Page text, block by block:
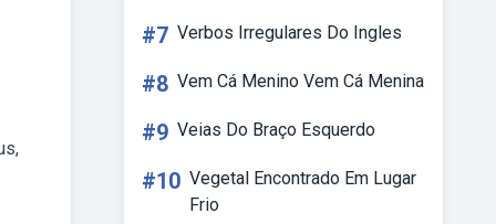
#7 Verbos Irregulares Do Ingles
#8 Vem Cá Menino Vem Cá Menina
#9 Veias Do Braço Esquerdo
#10 Vegetal Encontrado Em Lugar
Frio